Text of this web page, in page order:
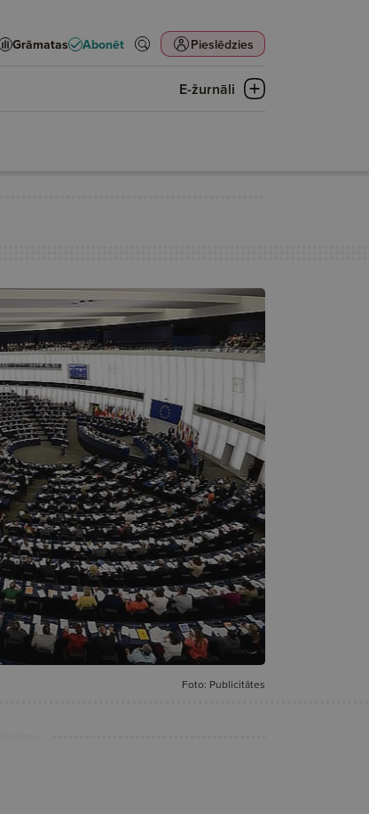
Grāmatas Abonēt Pieslēdzies
E-žurnāli
Foto: Publicitātes